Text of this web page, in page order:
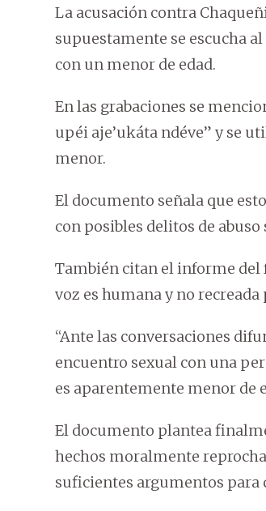
La acusación contra
supuestamente se escucha
con un menor de edad.
En las grabaciones se
upéi aje’ukáta ndéve” y se
menor.
El documento señala que
con posibles delitos de
También citan el informe
voz es humana y no
“Ante las conversaciones
encuentro sexual con una
es aparentemente menor de
El documento plantea
hechos moralmente
suficientes argumentos para